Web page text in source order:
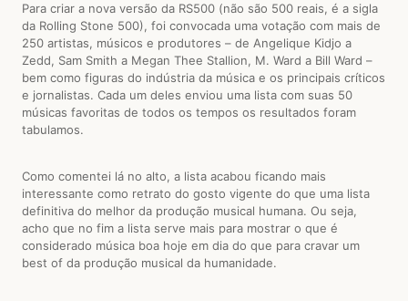
Para criar a nova versão da RS500 (não são 500 reais, é a sigla
da Rolling Stone 500), foi convocada uma votação com mais de
250 artistas, músicos e produtores – de Angelique Kidjo a
Zedd, Sam Smith a Megan Thee Stallion, M. Ward a Bill Ward –
bem como figuras do indústria da música e os principais críticos
e jornalistas. Cada um deles enviou uma lista com suas 50
músicas favoritas de todos os tempos os resultados foram
tabulamos.
Como comentei lá no alto, a lista acabou ficando mais
interessante como retrato do gosto vigente do que uma lista
definitiva do melhor da produção musical humana. Ou seja,
acho que no fim a lista serve mais para mostrar o que é
considerado música boa hoje em dia do que para cravar um
best of da produção musical da humanidade.